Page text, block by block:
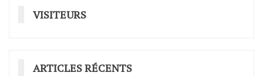
VISITEURS
ARTICLES RÉCENTS